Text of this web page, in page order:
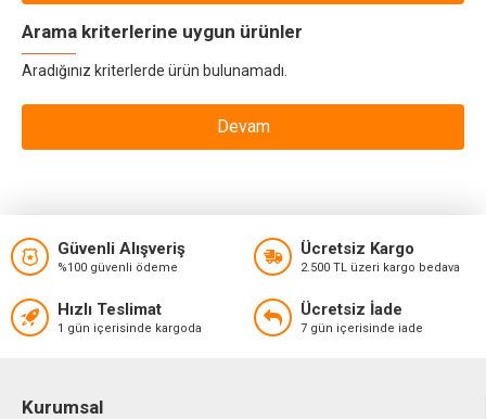
Arama kriterlerine uygun ürünler
Aradığınız kriterlerde ürün bulunamadı.
Devam
Güvenli Alışveriş
%100 güvenli ödeme
Ücretsiz Kargo
2.500 TL üzeri kargo bedava
Hızlı Teslimat
1 gün içerisinde kargoda
Ücretsiz İade
7 gün içerisinde iade
Kurumsal